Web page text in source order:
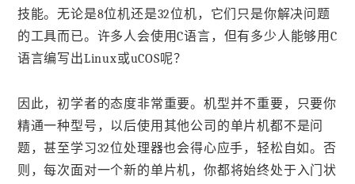
技能。无论是8位机还是32位机，它们只是你解决问题
的工具而已。许多人会使用C语言，但有多少人能够用C
语言编写出Linux或uCOS呢？
因此，初学者的态度非常重要。机型并不重要，只要你
精通一种型号，以后使用其他公司的单片机都不是问
题，甚至学习32位处理器也会得心应手，轻松自如。否
则，每次面对一个新的单片机，你都将始终处于入门状